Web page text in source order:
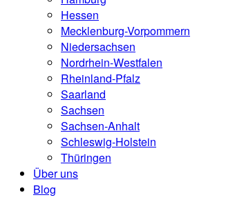
Hessen
Mecklenburg-Vorpommern
Niedersachsen
Nordrhein-Westfalen
Rheinland-Pfalz
Saarland
Sachsen
Sachsen-Anhalt
Schleswig-Holstein
Thüringen
Über uns
Blog